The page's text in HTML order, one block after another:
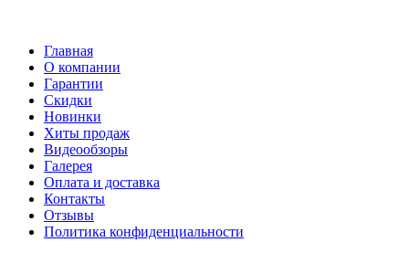
Главная
О компании
Гарантии
Скидки
Новинки
Хиты продаж
Видеообзоры
Галерея
Оплата и доставка
Контакты
Отзывы
Политика конфиденциальности